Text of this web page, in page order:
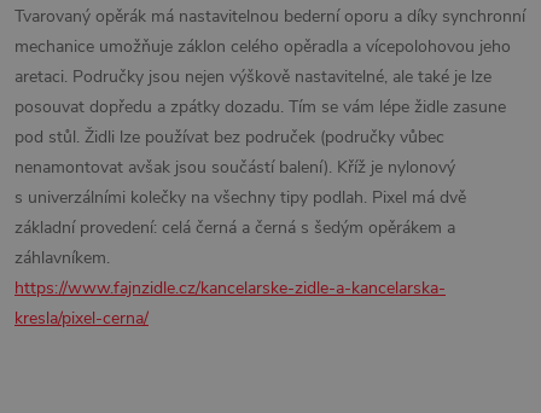
Tvarovaný opěrák má nastavitelnou bederní oporu a díky synchronní
mechanice umožňuje záklon celého opěradla a vícepolohovou jeho
aretaci. Područky jsou nejen výškově nastavitelné, ale také je lze
posouvat dopředu a zpátky dozadu. Tím se vám lépe židle zasune
pod stůl. Židli lze používat bez područek (područky vůbec
nenamontovat avšak jsou součástí balení). Kříž je nylonový
s univerzálními kolečky na všechny tipy podlah. Pixel má dvě
základní provedení: celá černá a černá s šedým opěrákem a
záhlavníkem.
https://www.fajnzidle.cz/kancelarske-zidle-a-kancelarska-
kresla/pixel-cerna/